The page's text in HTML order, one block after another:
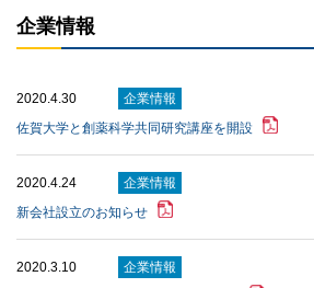
企業情報
2020.4.30
企業情報
佐賀大学と創薬科学共同研究講座を開設
2020.4.24
企業情報
新会社設立のお知らせ
2020.3.10
企業情報